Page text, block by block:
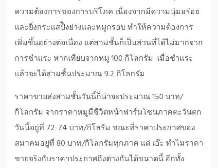
ความต้องการของการบริโภค เนื่องจากมีความนุ่มอร่อย
และยิ่งกระแสป้ิงย่างและหมูกรอบ ทำให้ความต้องการ
เพิ่มขึ้นอย่างต่อเนื่อง แต่สามชั้นก็เป็นส่วนที่ได้ไม่มากจาก
การชำแระ หากเทียบจากหมู 100 กิโลกรัม เมื่อชำแระ
แล้วจะได้สามชั้นประมาณ 9.2 กิโลกรัม
ราคาขายส่งสามชั้นวันนี้ก็น่าจะประมาณ 150 บาท/
กิโลกรัม จากราคาหมูมีชีวิตหน้าฟาร์มโซนภาคตะวันตก
วันนี้อยู่ที่ 72-74 บาท/กิโลรัม ขณะที่ราคาประกาศของ
สมาคมอยู่ที่ 80 บาท/กิโลกรัมทุกภาค แต่ เอ๊ะ ทำไมราคา
ขายจริงกับราคาประกาศถึงต่างกันได้ขนาดนี้ อีกทั้ง